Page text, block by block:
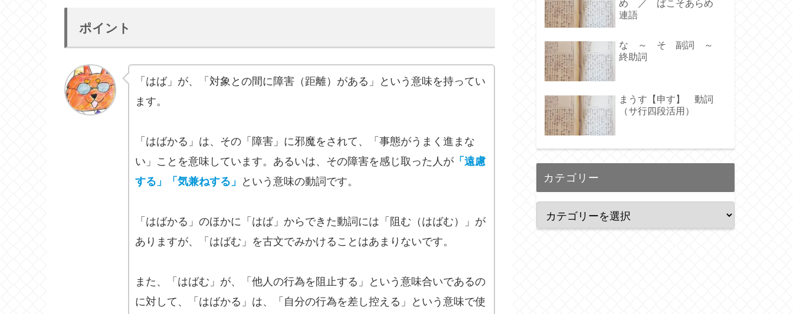
ポイント
「はば」が、「対象との間に障害（距離）がある」という意味を持ってい
ます。
「はばかる」は、その「障害」に邪魔をされて、「事態がうまく進まな
い」ことを意味しています。あるいは、その障害を感じ取った人が「遠慮
する」「気兼ねする」
という意味の動詞です。
「はばかる」のほかに「はば」からできた動詞には「阻む（はばむ）」が
ありますが、「はばむ」を古文でみかけることはあまりないです。
また、「はばむ」が、「他人の行為を阻止する」という意味合いであるの
に対して、「はばかる」は、「自分の行為を差し控える」という意味で使
め ／ ばこそあらめ
連語
な ～ そ 副詞 ～
終助詞
まうす【申す】 動詞
（サ行四段活用）
カテゴリー